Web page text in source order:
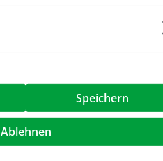
Speichern
Ablehnen